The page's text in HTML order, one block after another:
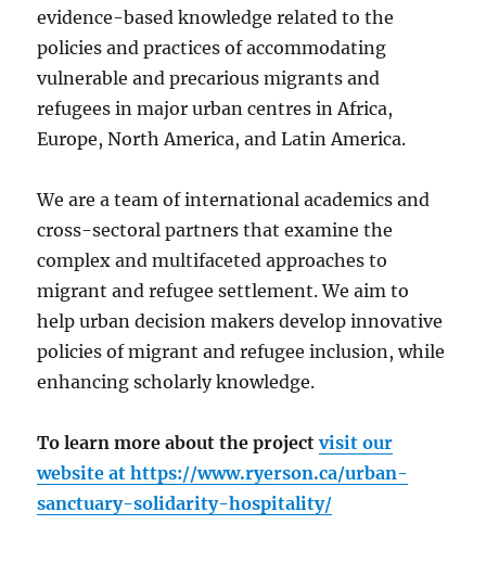
evidence-based knowledge related to the
policies and practices of accommodating
vulnerable and precarious migrants and
refugees in major urban centres in Africa,
Europe, North America, and Latin America.
We are a team of international academics and
cross-sectoral partners that examine the
complex and multifaceted approaches to
migrant and refugee settlement. We aim to
help urban decision makers develop innovative
policies of migrant and refugee inclusion, while
enhancing scholarly knowledge.
To learn more about the projectvisit our
website athttps://www.ryerson.ca/urban-
sanctuary-solidarity-hospitality/